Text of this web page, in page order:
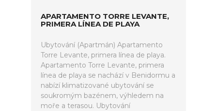
APARTAMENTO TORRE LEVANTE,
PRIMERA LÍNEA DE PLAYA
Ubytování (Apartmán) Apartamento
Torre Levante, primera línea de playa.
Apartamento Torre Levante, primera
línea de playa se nachází v Benidormu a
nabízí klimatizované ubytování se
soukromým bazénem, výhledem na
moře a terasou. Ubytování